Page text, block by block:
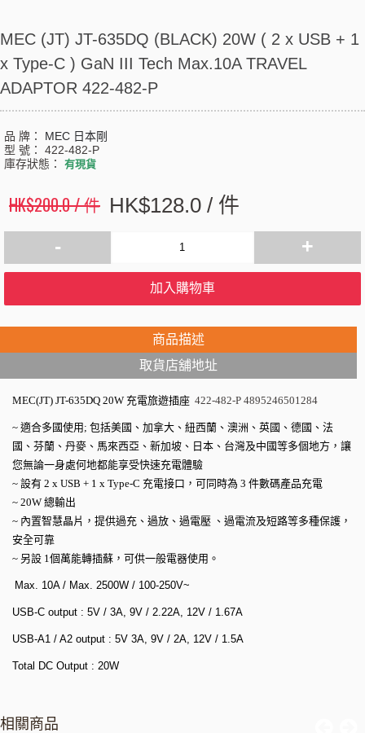
MEC (JT) JT-635DQ (BLACK) 20W ( 2 x USB + 1
x Type-C ) GaN III Tech Max.10A TRAVEL
ADAPTOR 422-482-P
品 牌： MEC 日本剛
型 號： 422-482-P
庫存狀態： 有現貨
HK$200.0 / 件 HK$128.0 / 件
- +
加入購物車
商品描述
取貨店舖地址
MEC(JT) JT-635DQ 20W 充電旅遊插座 422-482-P 4895246501284
~ 適合多國使用 ; 包括美國、加拿大、紐西蘭、澳洲、英國、德國、法
國、芬蘭、丹麥、馬來西亞、新加坡、日本、台灣及中國等多個地方，讓
您無論一身處何地都能享受快速充電體驗
~ 設有 2 x USB + 1 x Type-C 充電接口，可同時為 3 件數碼產品充電
~ 20W 總輸出
~ 內置智慧晶片，提供過充、過放、過電壓 、過電流及短路等多種保護，
安全可靠
~ 另設 1 個萬能轉插蘇，可供一般電器使用。
Max. 10A / Max. 2500W / 100-250V~
USB-C output : 5V / 3A, 9V / 2.22A, 12V / 1.67A
USB-A1 / A2 output : 5V 3A, 9V / 2A, 12V / 1.5A
Total DC Output : 20W
相關商品